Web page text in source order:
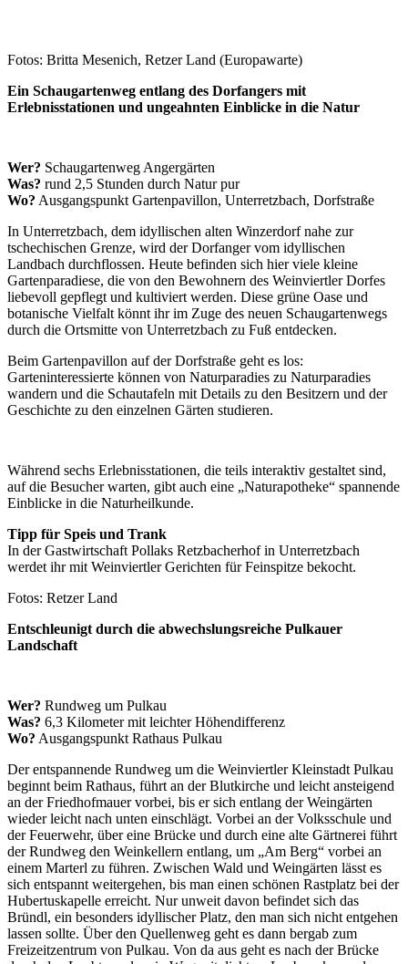
Fotos: Britta Mesenich, Retzer Land (Europawarte)
Ein Schaugartenweg entlang des Dorfangers mit
Erlebnisstationen und ungeahnten Einblicke in die Natur
Wer? Schaugartenweg Angergärten
Was? rund 2,5 Stunden durch Natur pur
Wo? Ausgangspunkt Gartenpavillon, Unterretzbach, Dorfstraße
In Unterretzbach, dem idyllischen alten Winzerdorf nahe zur
tschechischen Grenze, wird der Dorfanger vom idyllischen
Landbach durchflossen. Heute befinden sich hier viele kleine
Gartenparadiese, die von den Bewohnern des Weinviertler Dorfes
liebevoll gepflegt und kultiviert werden. Diese grüne Oase und
botanische Vielfalt könnt ihr im Zuge des neuen Schaugartenwegs
durch die Ortsmitte von Unterretzbach zu Fuß entdecken.
Beim Gartenpavillon auf der Dorfstraße geht es los:
Garteninteressierte können von Naturparadies zu Naturparadies
wandern und die Schautafeln mit Details zu den Besitzern und der
Geschichte zu den einzelnen Gärten studieren.
Während sechs Erlebnisstationen, die teils interaktiv gestaltet sind,
auf die Besucher warten, gibt auch eine „Naturapotheke“ spannende
Einblicke in die Naturheilkunde.
Tipp für Speis und Trank
In der Gastwirtschaft Pollaks Retzbacherhof in Unterretzbach
werdet ihr mit Weinviertler Gerichten für Feinspitze bekocht.
Fotos: Retzer Land
Entschleunigt durch die abwechslungsreiche Pulkauer
Landschaft
Wer? Rundweg um Pulkau
Was? 6,3 Kilometer mit leichter Höhendifferenz
Wo? Ausgangspunkt Rathaus Pulkau
Der entspannende Rundweg um die Weinviertler Kleinstadt Pulkau
beginnt beim Rathaus, führt an der Blutkirche und leicht ansteigend
an der Friedhofmauer vorbei, bis er sich entlang der Weingärten
wieder leicht nach unten einschlägt. Vorbei an der Volksschule und
der Feuerwehr, über eine Brücke und durch eine alte Gärtnerei führt
der Rundweg den Weinkellern entlang, um „Am Berg“ vorbei an
einem Marterl zu führen. Zwischen Wald und Weingärten lässt es
sich entspannt weitergehen, bis man einen schönen Rastplatz bei der
Hubertuskapelle erreicht. Nur unweit davon befindet sich das
Bründl, ein besonders idyllischer Platz, den man sich nicht entgehen
lassen sollte. Über den Quellenweg geht es dann bergab zum
Freizeitzentrum von Pulkau. Von da aus geht es nach der Brücke